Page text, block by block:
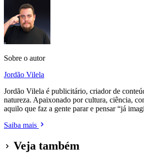
Sobre o autor
Jordão Vilela
Jordão Vilela é publicitário, criador de
natureza. Apaixonado por cultura, ciência,
aquilo que faz a gente parar e pensar “já
Saiba mais
Veja também